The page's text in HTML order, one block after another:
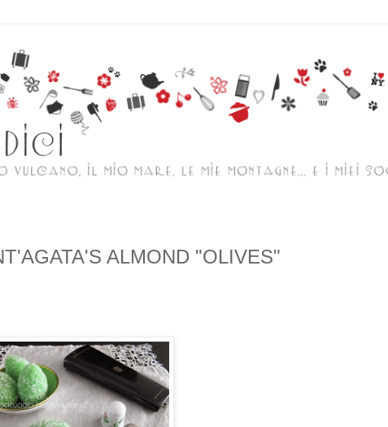
ALMOND "OLIVES"